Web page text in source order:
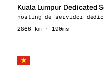
Kuala Lumpur Dedicated
hosting de servidor
2866 km · 190ms